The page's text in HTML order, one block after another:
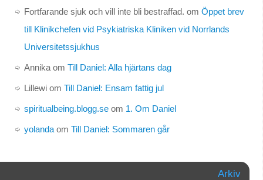
Fortfarande sjuk och vill inte bli bestraffad. om Öppet brev
till Klinikchefen vid Psykiatriska Kliniken vid Norrlands
Universitetssjukhus
Annikaom Till Daniel: Alla hjärtans dag
Lillewiom Till Daniel: Ensam fattig jul
spiritualbeing.blogg.seom 1. Om Daniel
yolandaom Till Daniel: Sommaren går
Arkiv